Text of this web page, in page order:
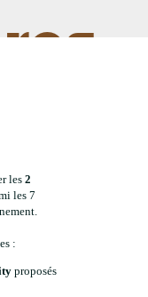
les 2
les 7
:
proposés